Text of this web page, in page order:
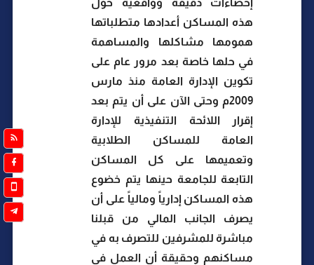
إحصاءات دقيقة وواقعية حول
هذه المساكن أعدادها متطلباتها
همومها مشاكلها والمساهمة
في حلها خاصة بعد مرور عام على
تكوين الإدارة العامة منذ مارس
2009م وحتى الآن على أن يتم بعد
إقرار اللائحة التنفيذية للإدارة
العامة للمساكن الطلابية
وتعميمها على كل المساكن
التابعة للجامعة حينها يتم خضوع
هذه المساكن إدارياً ومالياً على أن
يصرف الجانب المالي من قبلنا
مباشرة للمشرفين للتصرف به في
مساكنهم وحقيقة أن العمل في